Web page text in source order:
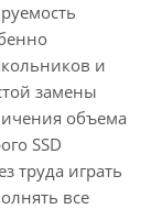
и
замены
объема
SSD
труда играть
все